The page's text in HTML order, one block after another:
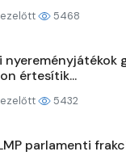
5468
nyereményjátékok
értesítik...
5432
parlamenti